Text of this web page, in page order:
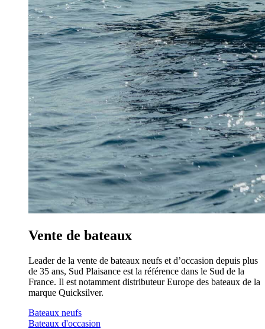
Vente de bateaux
Leader de la vente de bateaux neufs et d’occasion depuis plus
de 35 ans, Sud Plaisance est la référence dans le Sud de la
France. Il est notamment distributeur Europe des bateaux de la
marque Quicksilver.
Bateaux neufs
Bateaux d'occasion